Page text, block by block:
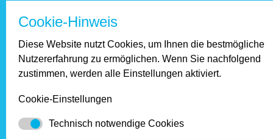
Cookie-Hinweis
Diese Website nutzt Cookies, um Ihnen die bestmögliche
Nutzererfahrung zu ermöglichen. Wenn Sie nachfolgend
zustimmen, werden alle Einstellungen aktiviert.
Cookie-Einstellungen
Technisch notwendige Cookies